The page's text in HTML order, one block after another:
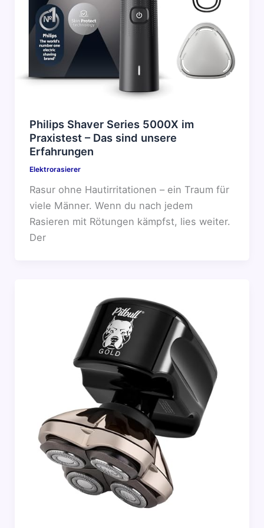
Philips Shaver Series 5000X im
Praxistest – Das sind unsere
Erfahrungen
Elektrorasierer
Rasur ohne Hautirritationen – ein Traum für
viele Männer. Wenn du nach jedem
Rasieren mit Rötungen kämpfst, lies weiter.
Der